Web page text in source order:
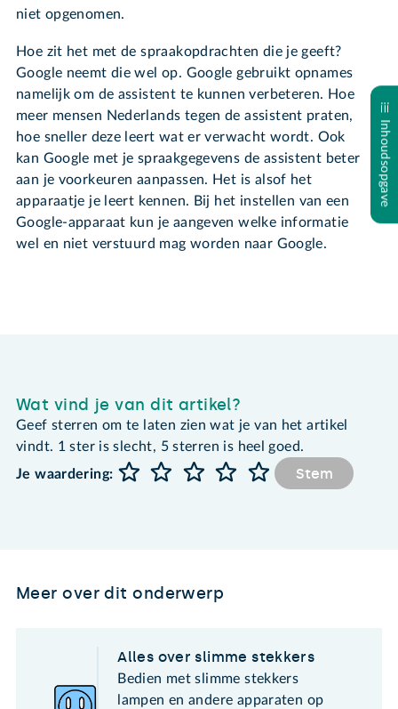
niet opgenomen.
Hoe zit het met de spraakopdrachten die je geeft?
Google neemt die wel op. Google gebruikt opnames
namelijk om de assistent te kunnen verbeteren. Hoe
meer mensen Nederlands tegen de assistent praten,
hoe sneller deze leert wat er verwacht wordt. Ook
kan Google met je spraakgegevens de assistent beter
aan je voorkeuren aanpassen. Het is alsof het
apparaatje je leert kennen. Bij het instellen van een
Google-apparaat kun je aangeven welke informatie
wel en niet verstuurd mag worden naar Google.
Inhoudsopgave
Wat vind je van dit artikel?
Geef sterren om te laten zien wat je van het artikel
vindt. 1 ster is slecht, 5 sterren is heel goed.
Je waardering:
Stem
Meer over dit onderwerp
Alles over slimme stekkers
Bedien met slimme stekkers
lampen en andere apparaten op